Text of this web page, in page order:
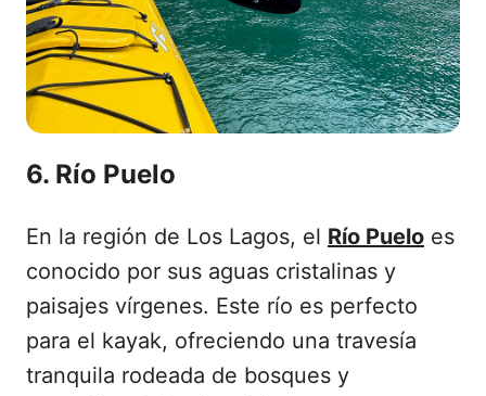
6. Río Puelo
En la región de Los Lagos, el Río Puelo es
conocido por sus aguas cristalinas y
paisajes vírgenes. Este río es perfecto
para el kayak, ofreciendo una travesía
tranquila rodeada de bosques y